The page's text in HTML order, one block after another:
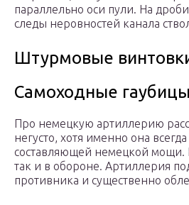
параллельно оси пули. На
следы неровностей канала
Штурмовые
Самоходные гаубицы
Про немецкую артиллерию
негусто, хотя именно она
составляющей немецкой мощи.
так и в обороне. Артиллерия
противника и существенно